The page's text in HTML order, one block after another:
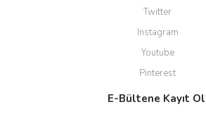
Twitter
Instagram
Youtube
Pinterest
E-Bültene Kayıt